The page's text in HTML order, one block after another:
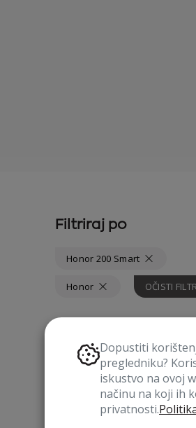
Filtriraj po
Honor 200 Smart
Honor OČISTI
Dopustiti
pregledniku?
iskustvo na ovoj
načinu na koji ih
privatnosti.